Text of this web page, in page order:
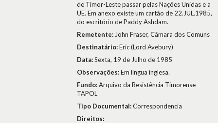
de Timor-Leste passar pelas Nações Unidas e a
UE. Em anexo existe um cartão de 22.JUL.1985,
do escritório de Paddy Ashdam.
Remetente: John Fraser, Câmara dos Comuns
Destinatário:Eric (Lord Avebury)
Data:Sexta, 19 de Julho de 1985
Observações:Em língua inglesa.
Fundo:Arquivo da Resistência Timorense -
TAPOL
Tipo Documental:Correspondencia
Direitos: